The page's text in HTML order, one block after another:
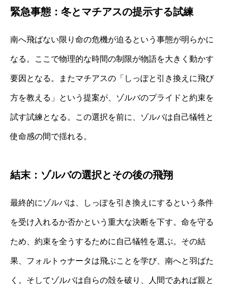
緊急事態：冬とマチアスの提示する試練
南へ飛ばない限り命の危機が迫るという事態が明らかに
なる。ここで物理的な時間の制限が物語を大きく動かす
要因となる。またマチアスの「しっぽと引き換えに飛び
方を教える」という提案が、ゾルバのプライドと約束を
試す試練となる。この選択を前に、ゾルバは自己犠牲と
使命感の間で揺れる。
結末：ゾルバの選択とその後の飛翔
最終的にゾルバは、しっぽを引き換えにするという条件
を受け入れるか否かという重大な決断を下す。命を守る
ため、約束を全うするために自己犠牲を選ぶ。その結
果、フォルトゥナータは飛ぶことを学び、南へと羽ばた
く。そしてゾルバは自らの殻を破り、人間であれば親と